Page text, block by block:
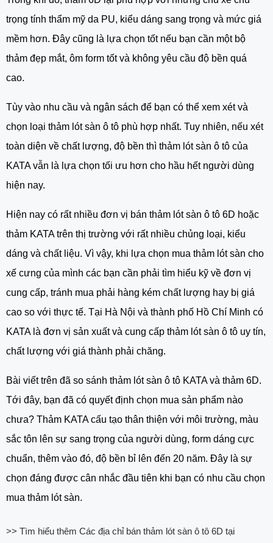
trọng tính thẩm mỹ da PU, kiểu dáng sang trọng và mức giá
mềm hơn. Đây cũng là lựa chọn tốt nếu bạn cần một bộ
thảm đẹp mắt, ôm form tốt và không yêu cầu độ bền quá
cao.
Tùy vào nhu cầu và ngân sách để bạn có thể xem xét và
chọn loại thảm lót sàn ô tô phù hợp nhất. Tuy nhiên, nếu xét
toàn diện về chất lượng, độ bền thì thảm lót sàn ô tô của
KATA vẫn là lựa chọn tối ưu hơn cho hầu hết người dùng
hiện nay.
Hiện nay có rất nhiều đơn vị bán thảm lót sàn ô tô 6D hoặc
thảm KATA trên thị trường với rất nhiều chủng loại, kiểu
dáng và chất liệu. Vì vậy, khi lựa chọn mua thảm lót sàn cho
xế cưng của mình các bạn cần phải tìm hiểu kỹ về đơn vị
cung cấp, tránh mua phải hàng kém chất lượng hay bị giá
cao so với thực tế. Tại Hà Nội và thành phố Hồ Chí Minh có
KATA là đơn vị sản xuất và cung cấp thảm lót sàn ô tô uy tín,
chất lượng với giá thành phải chăng.
Bài viết trên đã so sánh thảm lót sàn ô tô KATA và thảm 6D.
Tới đây, bạn đã có quyết định chọn mua sản phẩm nào
chưa? Thảm KATA cấu tạo thân thiện với môi trường, màu
sắc tôn lên sự sang trọng của người dùng, form dáng cực
chuẩn, thêm vào đó, độ bền bỉ lên đến 20 năm. Đây là sự
chọn đáng được cân nhắc đầu tiên khi bạn có nhu cầu chọn
mua thảm lót sàn.
>> Tìm hiểu thêm Các địa chỉ bán thảm lót sàn ô tô 6D tại